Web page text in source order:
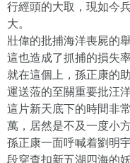
行經頭的大取，現如今
大。
壯偉的批捕海洋喪屍的
這也造成了抓捕的損失率
就在這個上，孫正康的
運送蒞的至關重要批汪
這片新天底下的時間非
萬，居然是不及一度小方
孫正康一面呼喊着劉明
段穿查扣新五湖四海的